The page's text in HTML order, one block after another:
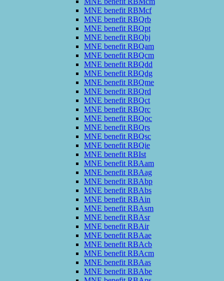
MNE benefit RBMcf
MNE benefit RBQrb
MNE benefit RBQpt
MNE benefit RBQbj
MNE benefit RBQam
MNE benefit RBQcm
MNE benefit RBQdd
MNE benefit RBQdg
MNE benefit RBQme
MNE benefit RBQrd
MNE benefit RBQct
MNE benefit RBQrc
MNE benefit RBQoc
MNE benefit RBQrs
MNE benefit RBQsc
MNE benefit RBQie
MNE benefit RBIst
MNE benefit RBAam
MNE benefit RBAag
MNE benefit RBAbp
MNE benefit RBAbs
MNE benefit RBAin
MNE benefit RBAsm
MNE benefit RBAsr
MNE benefit RBAir
MNE benefit RBAae
MNE benefit RBAcb
MNE benefit RBAcm
MNE benefit RBAas
MNE benefit RBAbe